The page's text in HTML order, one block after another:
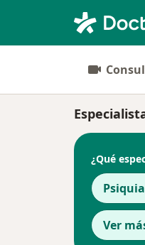
¿Qué
Ver